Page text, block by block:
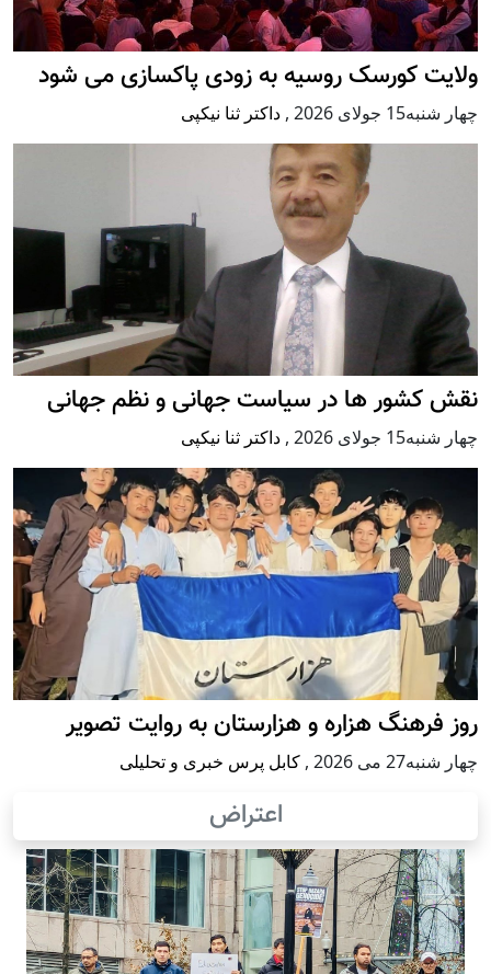
ولایت کورسک روسیه به زودی پاکسازی می شود
چهار شنبه15 جولای 2026 , داکتر ثنا نیکپی
نقش کشور ها در سیاست جهانی و نظم جهانی
چهار شنبه15 جولای 2026 , داکتر ثنا نیکپی
روز فرهنگ هزاره و هزارستان به روایت تصویر
چهار شنبه27 می 2026 , کابل پرس خبری و تحلیلی
اعتراض